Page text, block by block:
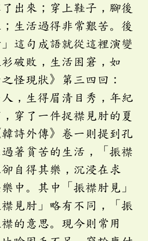
出來；穿上鞋子，腳後
生活過得非常艱苦。後
這句成語就從這裡演變
破敗，生活困窘，如
怪現狀》第三四回：
人，生得眉清目秀，年紀
穿了一件捉襟見肘的夏
詩外傳》卷一則提到孔
著貧苦的生活，「振襟
自得其樂，沉浸在求
中。其中「振襟肘見」
見肘」略有不同，「振
的意思。現今則常用